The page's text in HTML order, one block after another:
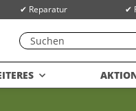
✔ Reparatur ✔